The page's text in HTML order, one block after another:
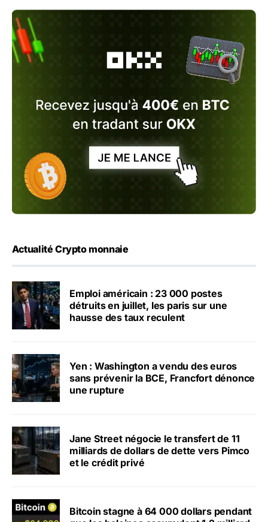
Actualité Crypto monnaie
Emploi américain : 23 000 postes
détruits en juillet, les paris sur une
hausse des taux reculent
Yen : Washington a vendu des euros
sans prévenir la BCE, Francfort dénonce
une rupture
Jane Street négocie le transfert de 11
milliards de dollars de dette vers Pimco
et le crédit privé
Bitcoin stagne à 64 000 dollars pendant